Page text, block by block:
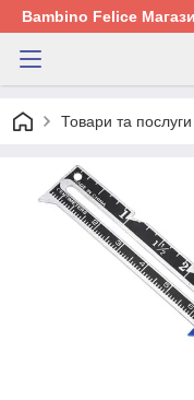
Bambino Felice
Товари та послуги